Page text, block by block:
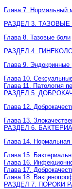
Глава 7. Нормальный
РАЗДЕЛ 3. ТАЗОВЫЕ
Глава 8. Тазовые боли
РАЗДЕЛ 4.
Глава 9. Эндокринные
Глава 10.
Глава 11. Патология
РАЗДЕЛ 5.
Глава 12.
Глава 13.
РАЗДЕЛ 6.
Глава 14.
Глава 15.
Глава 16.
Глава 17.
Глава 18.
РАЗДЕЛ 7. ПОРОКИ